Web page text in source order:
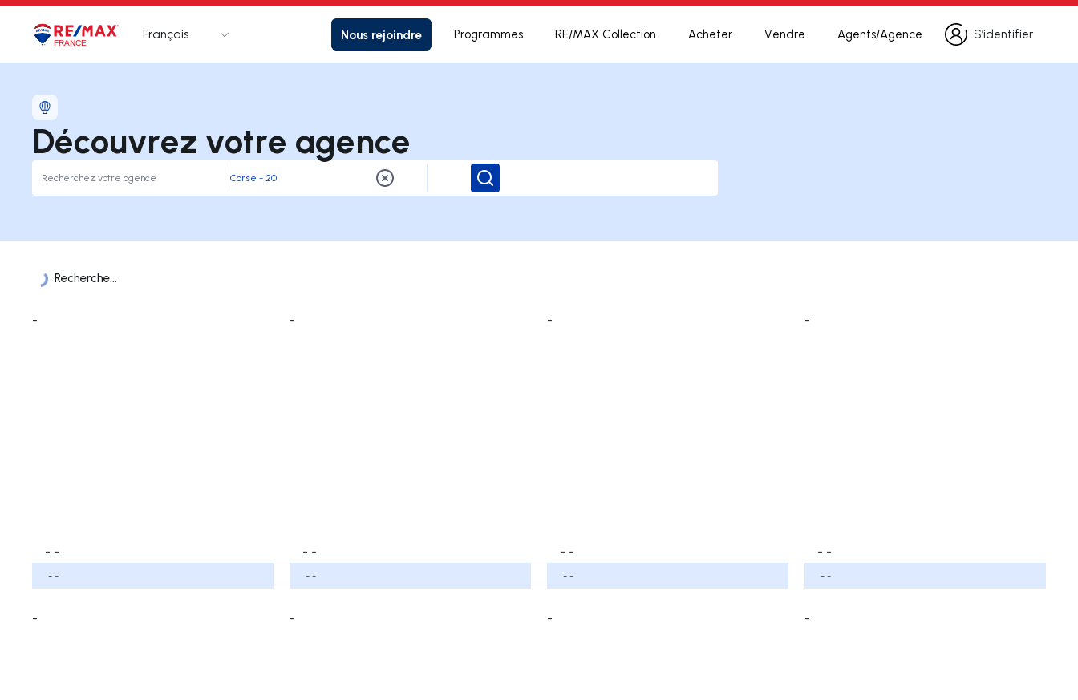
LogoAller à la page d’accueil
Français Nous rejoindre Programmes RE/MAX Collection Acheter Vendre Agents/Agence
S’identifier
S’identifier
Découvrez votre agence
Rechercher
Recherche...
Liste des Agences
-
- -
- -
-
- -
- -
-
- -
- -
-
- -
- -
- - - -